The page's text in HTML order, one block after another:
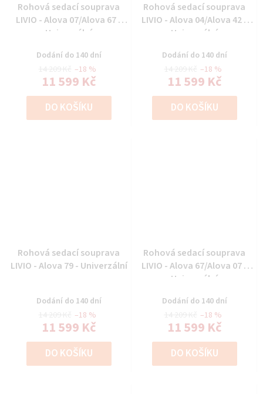
Rohová sedací souprava
LIVIO - Alova 07/Alova 67 -
Univerzální
Dodání do 140 dní
11 599 Kč
–18 %
DO KOŠÍKU
Rohová sedací souprava
LIVIO - Alova 04/Alova 42 -
Univerzální
Dodání do 140 dní
11 599 Kč
–18 %
DO KOŠÍKU
Rohová sedací souprava
LIVIO - Alova 79 - Univerzální
Dodání do 140 dní
11 599 Kč
–18 %
DO KOŠÍKU
Rohová sedací souprava
LIVIO - Alova 67/Alova 07 -
Univerzální
Dodání do 140 dní
11 599 Kč
–18 %
DO KOŠÍKU